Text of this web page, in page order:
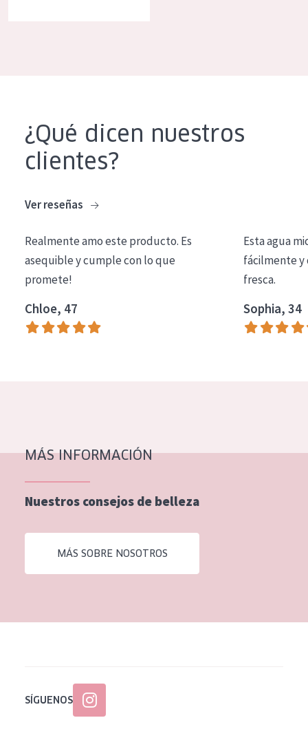
¿Qué dicen nuestros
clientes?
Ver reseñas
Realmente amo este producto. Es
asequible y cumple con lo que
promete!
Chloe, 47
Esta agua
fácilmente y
fresca.
Sophia, 34
MÁS INFORMACIÓN
Nuestros consejos de belleza
MÁS SOBRE NOSOTROS
SÍGUENOS